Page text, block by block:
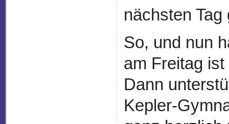
nächsten
So, und nun
am Freitag
Dann
Kepler-